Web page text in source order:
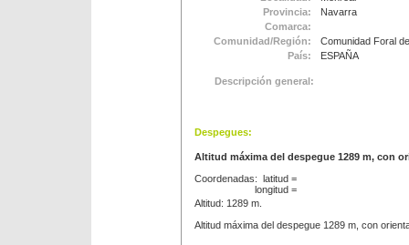
Provincia:
Navarra
Comarca:
Comunidad/Región:
Comunidad Foral
País:
ESPAÑA
Descripción general:
Despegues:
Altitud máxima del despegue 1289 m, con
Coordenadas: latitud =
longitud =
Altitud: 1289 m.
Altitud máxima del despegue 1289 m, con